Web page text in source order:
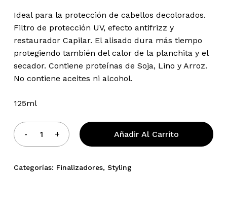
de un
cliente
Ideal para la protección de cabellos decolorados.
Filtro de protección UV, efecto antifrizz y
restaurador Capilar. El alisado dura más tiempo
protegiendo también del calor de la planchita y el
secador. Contiene proteínas de Soja, Lino y Arroz.
No contiene aceites ni alcohol.
125ml
Añadir Al Carrito
Categorías: Finalizadores, Styling